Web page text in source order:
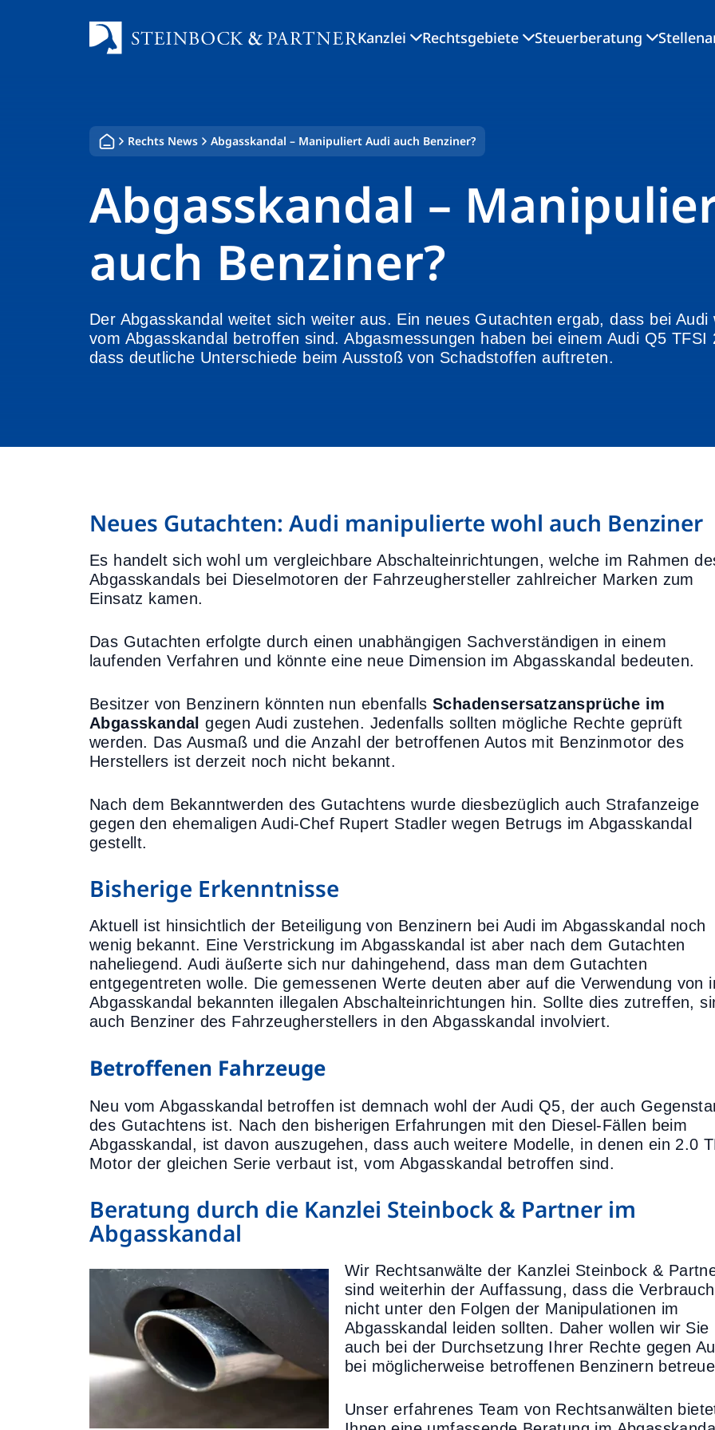
Kanzlei Rechtsgebiete Steuerberatung
Rechts News Abgasskandal – Manipuliert Audi auch Benziner?
Abgasskandal –
auch Benziner?
Der Abgasskandal weitet sich weiter aus. Ein neues Gutachten ergab, dass bei Audi
vom Abgasskandal betroffen sind. Abgasmessungen haben bei einem Audi Q5 TFSI
dass deutliche Unterschiede beim Ausstoß von Schadstoffen auftreten.
Neues Gutachten: Audi manipulierte wohl auch Benziner
Es handelt sich wohl um vergleichbare Abschalteinrichtungen, welche im Rahmen
Abgasskandals bei Dieselmotoren der Fahrzeughersteller zahlreicher Marken zum
Einsatz kamen.
Das Gutachten erfolgte durch einen unabhängigen Sachverständigen in einem
laufenden Verfahren und könnte eine neue Dimension im Abgasskandal bedeuten.
Besitzer von Benzinern könnten nun ebenfalls Schadensersatzansprüche im
Abgasskandal gegen Audi zustehen. Jedenfalls sollten mögliche Rechte geprüft
werden. Das Ausmaß und die Anzahl der betroffenen Autos mit Benzinmotor des
Herstellers ist derzeit noch nicht bekannt.
Nach dem Bekanntwerden des Gutachtens wurde diesbezüglich auch Strafanzeige
gegen den ehemaligen Audi-Chef Rupert Stadler wegen Betrugs im Abgasskandal
gestellt.
Bisherige Erkenntnisse
Aktuell ist hinsichtlich der Beteiligung von Benzinern bei Audi im Abgasskandal noch
wenig bekannt. Eine Verstrickung im Abgasskandal ist aber nach dem Gutachten
naheliegend. Audi äußerte sich nur dahingehend, dass man dem Gutachten
entgegentreten wolle. Die gemessenen Werte deuten aber auf die Verwendung von
Abgasskandal bekannten illegalen Abschalteinrichtungen hin. Sollte dies zutreffen,
auch Benziner des Fahrzeugherstellers in den Abgasskandal involviert.
Betroffenen Fahrzeuge
Neu vom Abgasskandal betroffen ist demnach wohl der Audi Q5, der auch
des Gutachtens ist. Nach den bisherigen Erfahrungen mit den Diesel-Fällen beim
Abgasskandal, ist davon auszugehen, dass auch weitere Modelle, in denen ein 2.0
Motor der gleichen Serie verbaut ist, vom Abgasskandal betroffen sind.
Beratung durch die Kanzlei Steinbock & Partner im
Abgasskandal
Wir Rechtsanwälte der Kanzlei Steinbock &
sind weiterhin der Auffassung, dass die
nicht unter den Folgen der Manipulationen im
Abgasskandal leiden sollten. Daher wollen wir Sie
auch bei der Durchsetzung Ihrer Rechte gegen
bei möglicherweise betroffenen Benzinern
Unser erfahrenes Team von Rechtsanwälten